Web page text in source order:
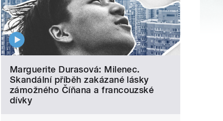
Marguerite Durasová: Milenec.
Skandální příběh zakázané lásky
zámožného Číňana a francouzské
dívky